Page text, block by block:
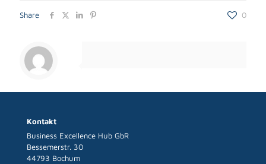
Share 0
Kontakt
Business Excellence Hub GbR
Bessemerstr. 30
44793 Bochum